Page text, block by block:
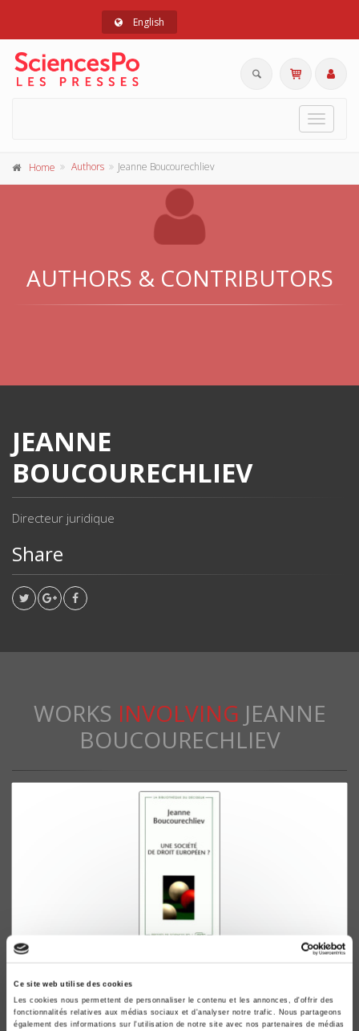
Ce site web utilise des cookies
Les cookies nous permettent de personnaliser le contenu et les annonces, d'offrir des
fonctionnalités relatives aux médias sociaux et d'analyser notre trafic. Nous partageons
également des informations sur l'utilisation de notre site avec nos partenaires de médias
English
Toggle
Home Authors Jeanne Boucourechliev
AUTHORS & CONTRIBUTORS
JEANNE
BOUCOURECHLIEV
Directeur juridique
Share
WORKS INVOLVING JEANNE
BOUCOURECHLIEV
Une Société de droit européen?
Jeanne Boucourechliev